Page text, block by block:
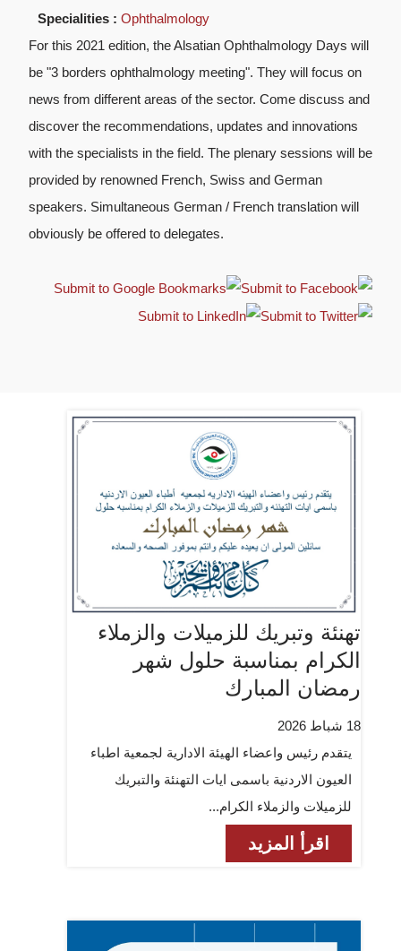
Specialities : Ophthalmology
For this 2021 edition, the Alsatian Ophthalmology Days will
be "3 borders ophthalmology meeting". They will focus on
news from different areas of the sector. Come discuss and
discover the recommendations, updates and innovations
with the specialists in the field. The plenary sessions will be
provided by renowned French, Swiss and German
speakers. Simultaneous German / French translation will
obviously be offered to delegates.
تهنئة وتبريك للزميلات والزملاء
الكرام بمناسبة حلول شهر
رمضان المبارك
18 شباط 2026
يتقدم رئيس واعضاء الهيئة الادارية لجمعية اطباء
العيون الاردنية باسمى ايات التهنئة والتبريك
للزميلات والزملاء الكرام...
اقرأ المزيد